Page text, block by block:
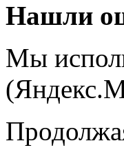
Нашли
Мы